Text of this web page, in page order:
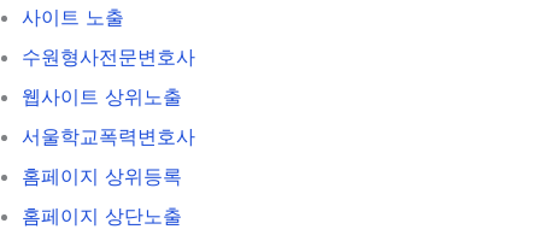
사이트 노출
수원형사전문변호사
웹사이트 상위노출
서울학교폭력변호사
홈페이지 상위등록
홈페이지 상단노출